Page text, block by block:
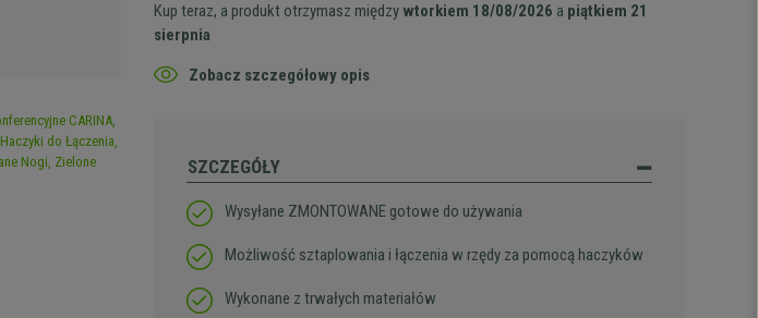
Kup teraz, a produkt otrzymasz między wtorkiem 18/08/2026 a piątkiem 21
sierpnia
Zobacz szczegółowy opis
SZCZEGÓŁY
Wysyłane ZMONTOWANE gotowe do używania
Możliwość sztaplowania i łączenia w rzędy za pomocą haczyków
Wykonane z trwałych materiałów